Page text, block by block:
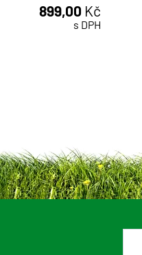
899,00 Kč
s DPH